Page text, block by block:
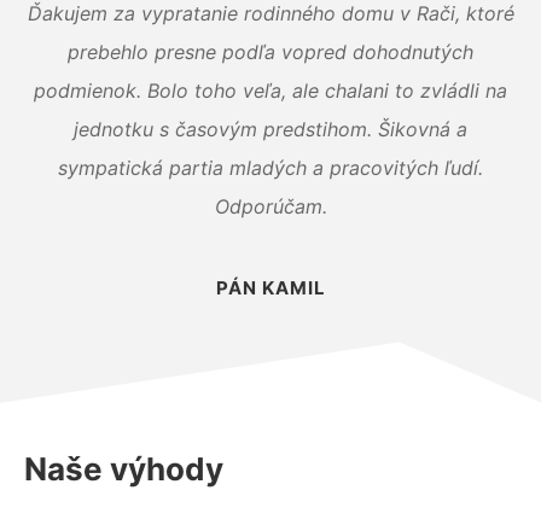
Ďakujem za vypratanie rodinného domu v Rači, ktoré
prebehlo presne podľa vopred dohodnutých
podmienok. Bolo toho veľa, ale chalani to zvládli na
jednotku s časovým predstihom. Šikovná a
sympatická partia mladých a pracovitých ľudí.
Odporúčam.
PÁN KAMIL
Naše výhody